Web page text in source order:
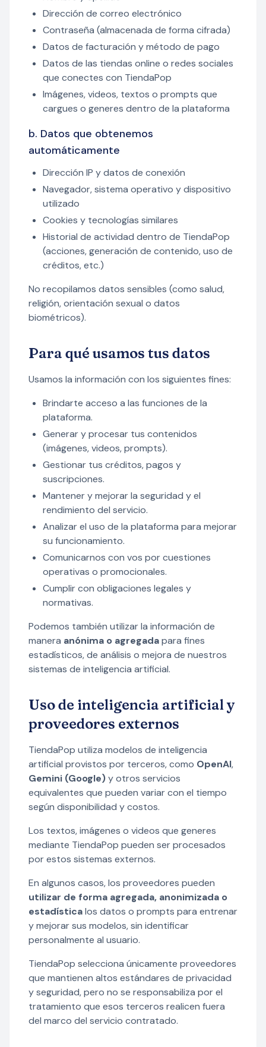
Dirección de correo electrónico
Contraseña (almacenada de forma cifrada)
Datos de facturación y método de pago
Datos de las tiendas online o redes sociales
que conectes con TiendaPop
Imágenes, videos, textos o prompts que
cargues o generes dentro de la plataforma
b. Datos que obtenemos
automáticamente
Dirección IP y datos de conexión
Navegador, sistema operativo y dispositivo
utilizado
Cookies y tecnologías similares
Historial de actividad dentro de TiendaPop
(acciones, generación de contenido, uso de
créditos, etc.)
No recopilamos datos sensibles (como salud,
religión, orientación sexual o datos
biométricos).
Para qué usamos tus datos
Usamos la información con los siguientes fines:
Brindarte acceso a las funciones de la
plataforma.
Generar y procesar tus contenidos
(imágenes, videos, prompts).
Gestionar tus créditos, pagos y
suscripciones.
Mantener y mejorar la seguridad y el
rendimiento del servicio.
Analizar el uso de la plataforma para mejorar
su funcionamiento.
Comunicarnos con vos por cuestiones
operativas o promocionales.
Cumplir con obligaciones legales y
normativas.
Podemos también utilizar la información de
manera anónima o agregadapara fines
estadísticos, de análisis o mejora de nuestros
sistemas de inteligencia artificial.
Uso de inteligencia artificial y
proveedores externos
TiendaPop utiliza modelos de inteligencia
artificial provistos por terceros, como OpenAI,
Gemini (Google)y otros servicios
equivalentes que pueden variar con el tiempo
según disponibilidad y costos.
Los textos, imágenes o videos que generes
mediante TiendaPop pueden ser procesados
por estos sistemas externos.
En algunos casos, los proveedores pueden
utilizar de forma agregada, anonimizada o
estadísticalos datos o prompts para entrenar
y mejorar sus modelos, sin identificar
personalmente al usuario.
TiendaPop selecciona únicamente proveedores
que mantienen altos estándares de privacidad
y seguridad, pero no se responsabiliza por el
tratamiento que esos terceros realicen fuera
del marco del servicio contratado.